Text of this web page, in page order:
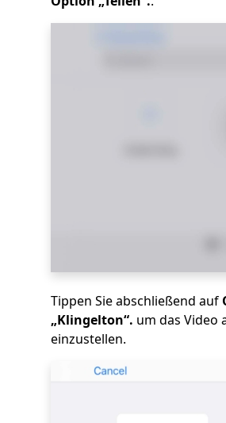
Tippen Sie abschließend auf
„Klingelton“. um das Video
einzustellen.